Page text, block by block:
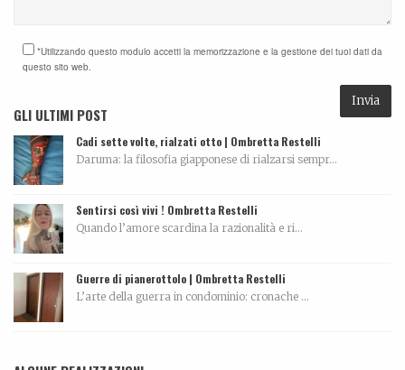
*Utilizzando questo modulo accetti la memorizzazione e la gestione dei tuoi dati da
questo sito web.
GLI ULTIMI POST
Cadi sette volte, rialzati otto | Ombretta Restelli
Daruma: la filosofia giapponese di rialzarsi sempr...
Sentirsi così vivi ! Ombretta Restelli
Quando l’amore scardina la razionalità e ri...
Guerre di pianerottolo | Ombretta Restelli
L’arte della guerra in condominio: cronache ...